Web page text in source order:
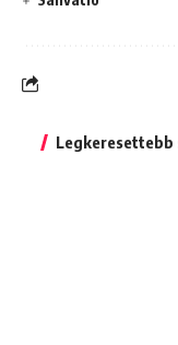
Legkeresettebb